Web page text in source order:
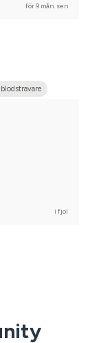
för 9 mån. sen
i fjol